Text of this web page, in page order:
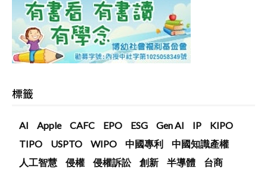
標籤
AI Apple CAFC EPO ESG Gen AI IP
KIPO
TIPO
USPTO WIPO 中國專利
中國知識產權
人工智慧
侵權 侵權訴訟 創新 半導體
台商